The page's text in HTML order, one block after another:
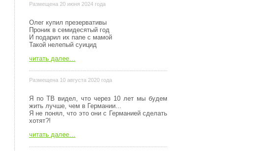
Размещена 20 июня 2024 года
Олег купил презервативы
Проник в семидесятый год
И подарил их папе с мамой
Такой нелепый суицид
читать далее…
Размещена 10 августа 2020 года
Я по ТВ видел, что через 10 лет мы будем
жить лучше, чем в Германии...
Я не понял, что это они с Германией сделать
хотят?!
читать далее…